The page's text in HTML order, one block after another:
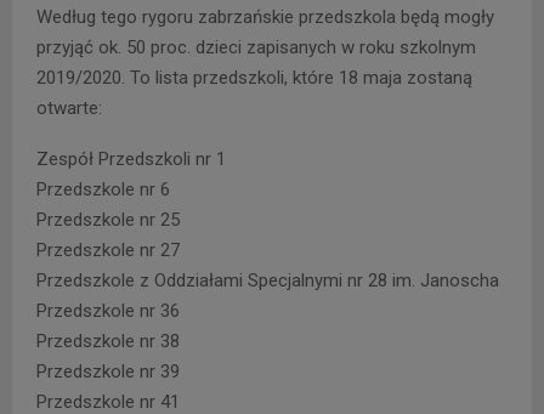
Według tego rygoru zabrzańskie przedszkola będą mogły
przyjąć ok. 50 proc. dzieci zapisanych w roku szkolnym
2019/2020. To lista przedszkoli, które 18 maja zostaną
otwarte:
Zespół Przedszkoli nr 1
Przedszkole nr 6
Przedszkole nr 25
Przedszkole nr 27
Przedszkole z Oddziałami Specjalnymi nr 28 im. Janoscha
Przedszkole nr 36
Przedszkole nr 38
Przedszkole nr 39
Przedszkole nr 41